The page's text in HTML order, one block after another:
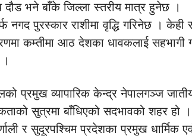
भने बाँके जिल्ला स्तरीय मात्र हुनेछ ।
नगद पुरस्कार राशीमा वृद्धि गरिनेछ ।
कम्तीमा आठ देशका धावकलाई सहभागी
प्रमुख व्यापारिक केन्द्र नेपालगञ्ज
सुत्रमा बाँधिएको सदभावको शहर हो
र सुदूरपश्चिम प्रदेशका प्रमुख धार्मिक